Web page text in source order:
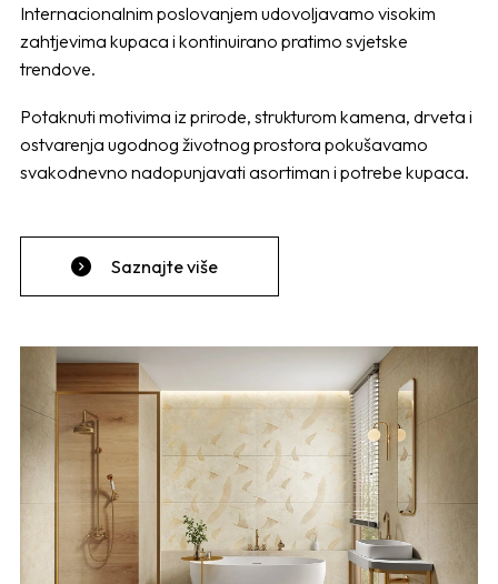
Internacionalnim poslovanjem udovoljavamo visokim
zahtjevima kupaca i kontinuirano pratimo svjetske
trendove.
Potaknuti motivima iz prirode, strukturom kamena, drveta i
ostvarenja ugodnog životnog prostora pokušavamo
svakodnevno nadopunjavati asortiman i potrebe kupaca.
Saznajte više